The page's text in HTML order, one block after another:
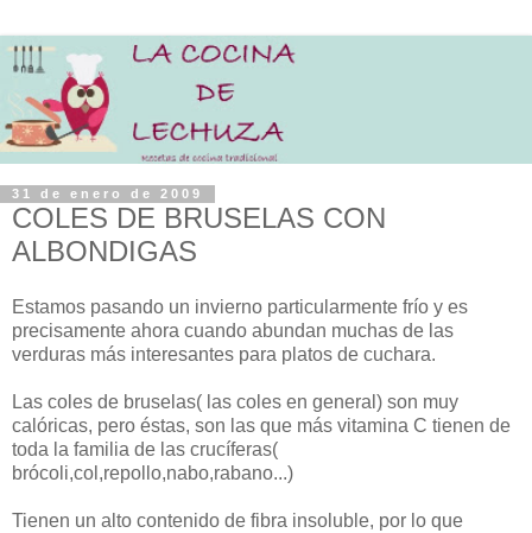
31 de enero de 2009
COLES DE BRUSELAS CON
ALBONDIGAS
Estamos pasando un invierno particularmente frío y es
precisamente ahora cuando abundan muchas de las
verduras más interesantes para platos de cuchara.
Las coles de bruselas( las coles en general) son muy
calóricas, pero éstas, son las que más vitamina C tienen de
toda la familia de las crucíferas(
brócoli,col,repollo,nabo,rabano...)
Tienen un alto contenido de fibra insoluble, por lo que